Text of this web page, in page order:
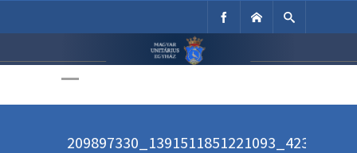
Unitárius Egyház